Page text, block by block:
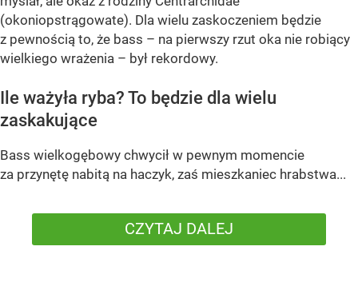
(okoniopstrągowate). Dla wielu zaskoczeniem będzie
z pewnością to, że bass – na pierwszy rzut oka nie robiący
wielkiego wrażenia – był rekordowy.
Ile ważyła ryba? To będzie dla wielu
zaskakujące
Bass wielkogębowy chwycił w pewnym momencie
za przynętę nabitą na haczyk, zaś mieszkaniec hrabstwa...
CZYTAJ DALEJ